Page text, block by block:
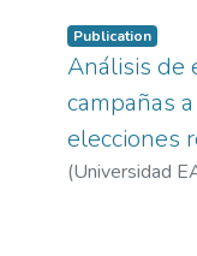
Publication
Análisis de
campañas
elecciones
(Universidad